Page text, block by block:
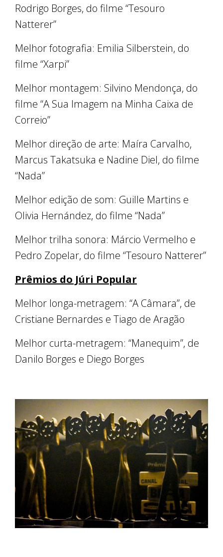
Rodrigo Borges, do filme “Tesouro
Natterer”
Melhor fotografia: Emilia Silberstein, do
filme “Xarpi”
Melhor montagem: Silvino Mendonça, do
filme “A Sua Imagem na Minha Caixa de
Correio”
Melhor direção de arte: Maíra Carvalho,
Marcus Takatsuka e Nadine Diel, do filme
“Nada”
Melhor edição de som: Guille Martins e
Olivia Hernández, do filme “Nada”
Melhor trilha sonora: Márcio Vermelho e
Pedro Zopelar, do filme “Tesouro Natterer”
Prêmios do Júri Popular
Melhor longa-metragem: “A Câmara”, de
Cristiane Bernardes e Tiago de Aragão
Melhor curta-metragem: “Manequim”, de
Danilo Borges e Diego Borges